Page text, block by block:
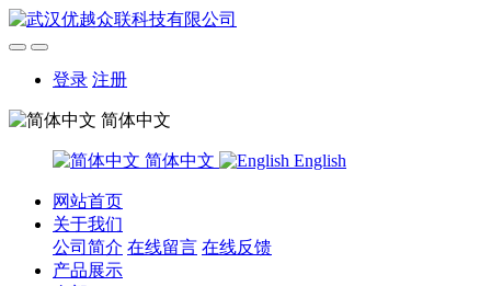
登录 注册
简体中文
简体中文 English
网站首页
关于我们
公司简介 在线留言 在线反馈
产品展示